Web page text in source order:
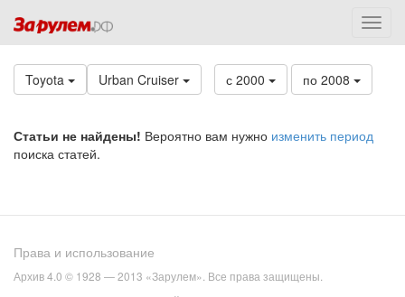
Toyota Urban Cruiser с 2000 по 2008
Статьи не найдены! Вероятно вам нужно изменить период
поиска статей.
Права и использование
Архив 4.0 © 1928 — 2013 «Зарулем». Все права защищены.